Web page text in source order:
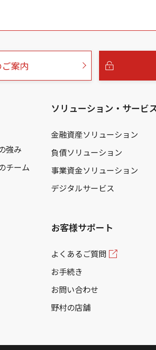
案内
強み
チーム
ソリューション・サービ
金融資産ソリューション
負債ソリューション
事業資金ソリューション
デジタルサービス
お客様サポート
よくあるご質問
お手続き
お問い合わせ
野村の店舗